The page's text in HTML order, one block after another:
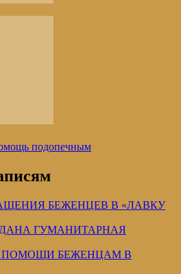
подопечным
БЕЖЕНЦЕВ В «ЛАВКУ
ГУМАНИТАРНАЯ
ПОМОЩИ БЕЖЕНЦАМ В